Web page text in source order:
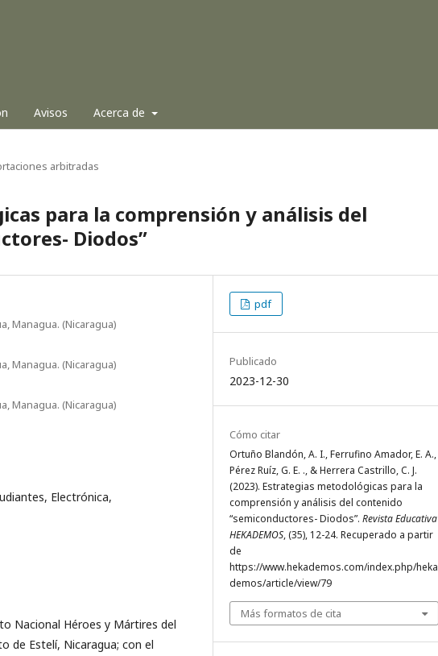
Avisos Acerca de
arbitradas
para la comprensión y análisis del
Diodos”
Managua. (Nicaragua)
Managua. (Nicaragua)
Managua. (Nicaragua)
Electrónica,
Nacional Héroes y Mártires del
de Estelí, Nicaragua; con el
pdf
Publicado
2023-12-30
Cómo citar
Ortuño Blandón, A. I., Ferrufino Amador, E. A.,
Pérez Ruíz, G. E. ., & Herrera Castrillo, C. J.
(2023). Estrategias metodológicas para la
comprensión y análisis del contenido
“semiconductores- Diodos”. Revista Educativa
HEKADEMOS, (35), 12-24. Recuperado a partir
de
https://www.hekademos.com/index.php/heka
demos/article/view/79
Más formatos de cita